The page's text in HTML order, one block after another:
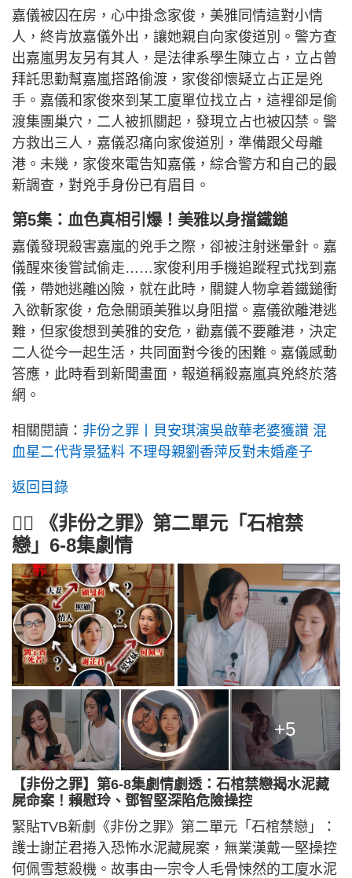
嘉儀被囚在房，心中掛念家俊，美雅同情這對小情
人，終肯放嘉儀外出，讓她親自向家俊道別。警方查
出嘉嵐男友另有其人，是法律系學生陳立占，立占曾
拜託思勤幫嘉嵐搭路偷渡，家俊卻懷疑立占正是兇
手。嘉儀和家俊來到某工廈單位找立占，這裡卻是偷
渡集團巢穴，二人被抓關起，發現立占也被囚禁。警
方救出三人，嘉儀忍痛向家俊道別，準備跟父母離
港。未幾，家俊來電告知嘉儀，綜合警方和自己的最
新調查，對兇手身份已有眉目。
第5集：血色真相引爆！美雅以身擋鐵鎚
嘉儀發現殺害嘉嵐的兇手之際，卻被注射迷暈針。嘉
儀醒來後嘗試偷走……家俊利用手機追蹤程式找到嘉
儀，帶她逃離凶險，就在此時，關鍵人物拿着鐵鎚衝
入欲斬家俊，危急關頭美雅以身阻擋。嘉儀欲離港逃
難，但家俊想到美雅的安危，勸嘉儀不要離港，決定
二人從今一起生活，共同面對今後的困難。嘉儀感動
答應，此時看到新聞畫面，報道稱殺嘉嵐真兇終於落
網。
相關閱讀： 非份之罪丨貝安琪演吳啟華老婆獲讚 混
血星二代背景猛料 不理母親劉香萍反對未婚產子
返回目錄
🕵️‍♂️ 《非份之罪》第二單元「石棺禁
戀」6-8集劇情
+5
【非份之罪】第6-8集劇情劇透：石棺禁戀揭水泥藏
屍命案！賴慰玲、鄧智堅深陷危險操控
緊貼TVB新劇《非份之罪》第二單元「石棺禁戀」：
護士謝芷君捲入恐怖水泥藏屍案，無業漢戴一堅操控
何佩雪惹殺機。故事由一宗令人毛骨悚然的工廈水泥